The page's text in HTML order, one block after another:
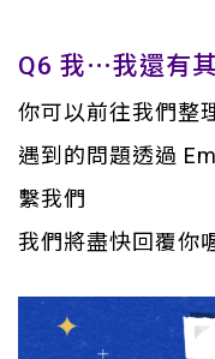
Q6 我⋯我還有其
你可以前往我們整
遇到的問題透過
繫我們
我們將盡快回覆你